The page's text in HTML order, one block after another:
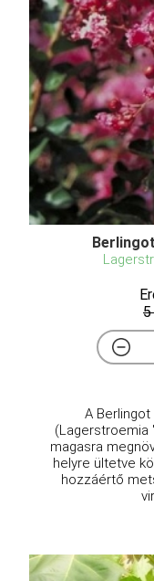
A
(Lagerstroemia
magasra
helyre ültetve
hozzáértő